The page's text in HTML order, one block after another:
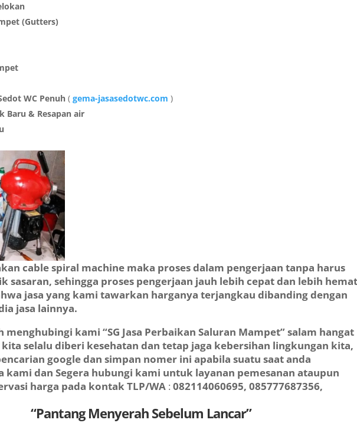
(Gutters)
WC Penuh (gema-jasasedotwc.com )
Baru & Resapan air
cable spiral machine maka proses dalam pengerjaan tanpa harus
sasaran, sehingga proses pengerjaan jauh lebih cepat dan lebih
jasa yang kami tawarkan harganya terjangkau dibanding dengan
jasa lainnya.
menghubingi kami “SG Jasa Perbaikan Saluran Mampet” salam hangat
selalu diberi kesehatan dan tetap jaga kebersihan lingkungan kita,
google dan simpan nomer ini apabila suatu saat anda
kami dan Segera hubungi kami untuk layanan pemesanan ataupun
harga pada kontak TLP/WA :082114060695, 085777687356,
“Pantang Menyerah Sebelum Lancar”